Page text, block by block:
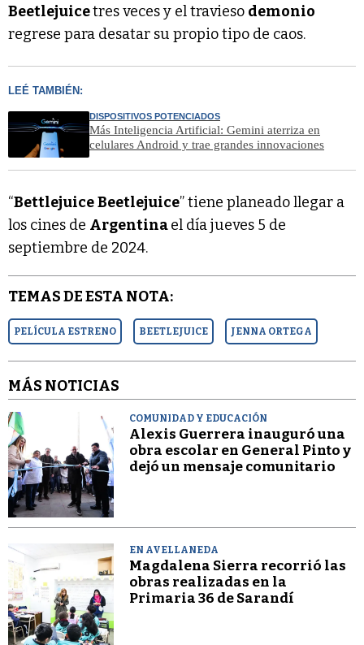
Beetlejuicetres veces y el travieso demonio
regrese para desatar su propio tipo de caos.
LEÉ TAMBIÉN:
DISPOSITIVOS POTENCIADOS
Más Inteligencia Artificial: Gemini aterriza en
celulares Android y trae grandes innovaciones
“BettlejuiceBeetlejuice” tiene planeado llegar a
los cines de Argentinael día jueves 5 de
septiembre de 2024.
TEMAS DE ESTA NOTA:
PELÍCULA ESTRENO BEETLEJUICE JENNA ORTEGA
MÁS NOTICIAS
COMUNIDAD Y EDUCACIÓN
Alexis Guerrera inauguró una
obra escolar en General Pinto y
dejó un mensaje comunitario
EN AVELLANEDA
Magdalena Sierra recorrió las
obras realizadas en la
Primaria 36 de Sarandí